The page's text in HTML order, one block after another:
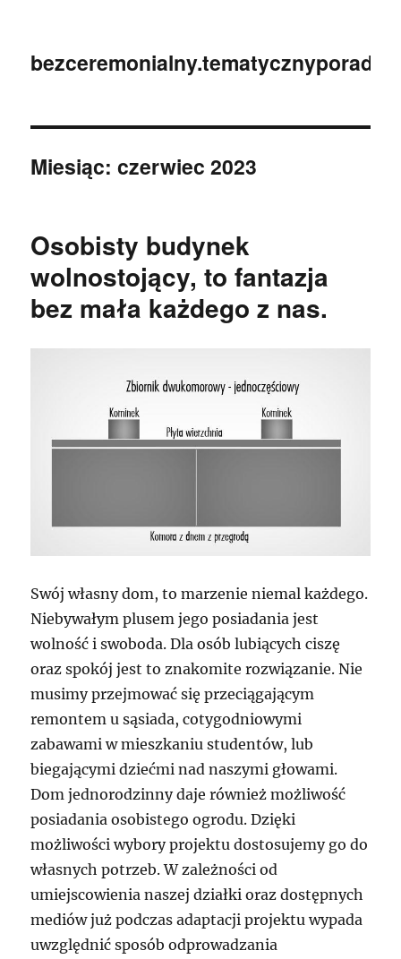
Miesiąc:czerwiec 2023
Osobisty budynek
wolnostojący, to fantazja
bez mała każdego z nas.
Swój własny dom, to marzenie niemal każdego.
Niebywałym plusem jego posiadania jest
wolność i swoboda. Dla osób lubiących ciszę
oraz spokój jest to znakomite rozwiązanie. Nie
musimy przejmować się przeciągającym
remontem u sąsiada, cotygodniowymi
zabawami w mieszkaniu studentów, lub
biegającymi dziećmi nad naszymi głowami.
Dom jednorodzinny daje również możliwość
posiadania osobistego ogrodu. Dzięki
możliwości wybory projektu dostosujemy go do
własnych potrzeb. W zależności od
umiejscowienia naszej działki oraz dostępnych
mediów już podczas adaptacji projektu wypada
uwzględnić sposób odprowadzania